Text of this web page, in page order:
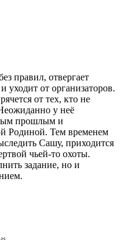
правил, отвергает
уходит от организаторов.
от тех, кто не
у неё
прошлым и
Родиной. Тем временем
Сашу, приходится
чьей‑то охоты.
задание, но и